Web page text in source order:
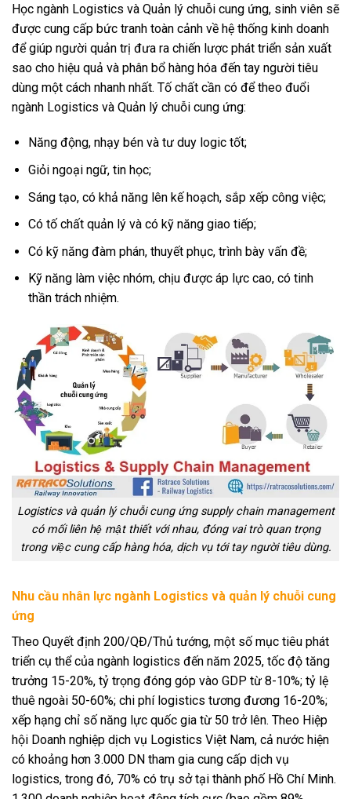
Học ngành Logistics và Quản lý chuỗi cung ứng, sinh viên sẽ
được cung cấp bức tranh toàn cảnh về hệ thống kinh doanh
để giúp người quản trị đưa ra chiến lược phát triển sản xuất
sao cho hiệu quả và phân bổ hàng hóa đến tay người tiêu
dùng một cách nhanh nhất. Tố chất cần có để theo đuổi
ngành Logistics và Quản lý chuỗi cung ứng:
Năng động, nhạy bén và tư duy logic tốt;
Giỏi ngoại ngữ, tin học;
Sáng tạo, có khả năng lên kế hoạch, sắp xếp công việc;
Có tố chất quản lý và có kỹ năng giao tiếp;
Có kỹ năng đàm phán, thuyết phục, trình bày vấn đề;
Kỹ năng làm việc nhóm, chịu được áp lực cao, có tinh
thần trách nhiệm.
Logistics và quản lý chuỗi cung ứng supply chain management
có mối liên hệ mật thiết với nhau, đóng vai trò quan trọng
trong việc cung cấp hàng hóa, dịch vụ tới tay người tiêu dùng.
Nhu cầu nhân lực ngành Logistics và quản lý chuỗi cung
ứng
Theo Quyết định 200/QĐ/Thủ tướng, một số mục tiêu phát
triển cụ thể của ngành logistics đến năm 2025, tốc độ tăng
trưởng 15-20%, tỷ trọng đóng góp vào GDP từ 8-10%; tỷ lệ
thuê ngoài 50-60%; chi phí logistics tương đương 16-20%;
xếp hạng chỉ số năng lực quốc gia từ 50 trở lên. Theo Hiệp
hội Doanh nghiệp dịch vụ Logistics Việt Nam, cả nước hiện
có khoảng hơn 3.000 DN tham gia cung cấp dịch vụ
logistics, trong đó, 70% có trụ sở tại thành phố Hồ Chí Minh.